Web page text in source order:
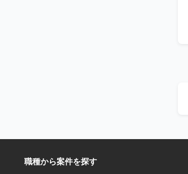
職種から案件を探す